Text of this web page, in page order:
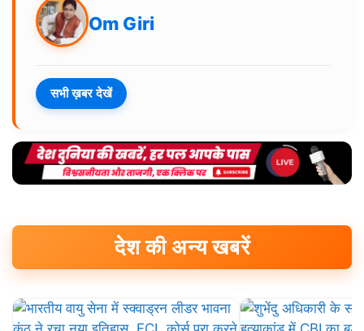
Om Giri
सभी ख़बर देखें
देश की अन्य खबरें